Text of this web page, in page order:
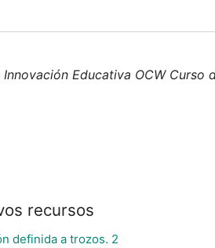
Educativa OCW
recursos
definida a trozos. 2